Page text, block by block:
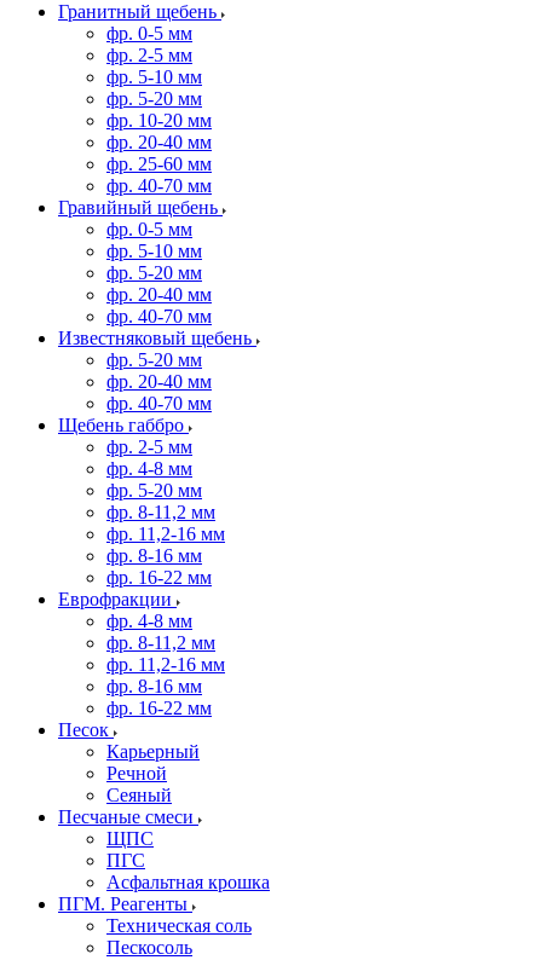
Гранитный щебень
фр. 0-5 мм
фр. 2-5 мм
фр. 5-10 мм
фр. 5-20 мм
фр. 10-20 мм
фр. 20-40 мм
фр. 25-60 мм
фр. 40-70 мм
Гравийный щебень
фр. 0-5 мм
фр. 5-10 мм
фр. 5-20 мм
фр. 20-40 мм
фр. 40-70 мм
Известняковый щебень
фр. 5-20 мм
фр. 20-40 мм
фр. 40-70 мм
Щебень габбро
фр. 2-5 мм
фр. 4-8 мм
фр. 5-20 мм
фр. 8-11,2 мм
фр. 11,2-16 мм
фр. 8-16 мм
фр. 16-22 мм
Еврофракции
фр. 4-8 мм
фр. 8-11,2 мм
фр. 11,2-16 мм
фр. 8-16 мм
фр. 16-22 мм
Песок
Карьерный
Речной
Сеяный
Песчаные смеси
ЩПС
ПГС
Асфальтная крошка
ПГМ. Реагенты
Техническая соль
Пескосоль